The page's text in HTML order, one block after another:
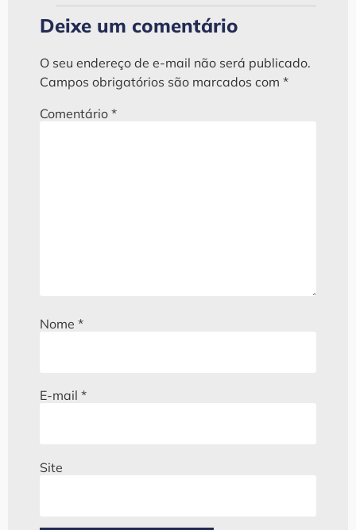
Deixe um comentário
O seu endereço de e-mail não será publicado.
Campos obrigatórios são marcados com *
Comentário *
Nome *
E-mail *
Site